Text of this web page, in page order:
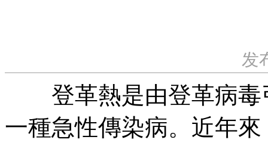
发
登革熱是由登革病毒
一種急性傳染病。近年